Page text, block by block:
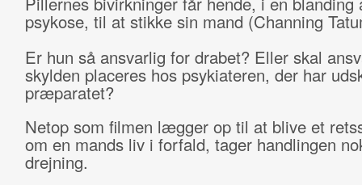
psykose, til at stikke sin mand (Channing
Er hun så ansvarlig for drabet? Eller skal
skylden placeres hos psykiateren, der har
præparatet?
Netop som filmen lægger op til at blive et
om en mands liv i forfald, tager handlingen
drejning.